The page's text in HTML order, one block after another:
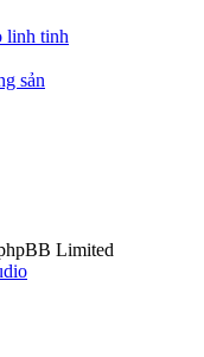
linh tinh
sản
Limited